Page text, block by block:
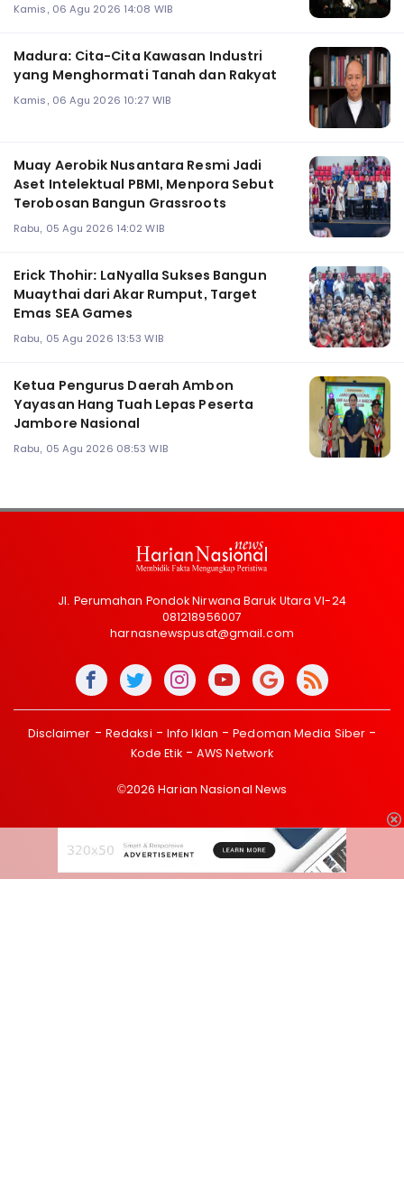
Kamis, 06 Agu 2026 14:08 WIB
Madura: Cita-Cita Kawasan Industri
yang Menghormati Tanah dan Rakyat
Kamis, 06 Agu 2026 10:27 WIB
Muay Aerobik Nusantara Resmi Jadi
Aset Intelektual PBMI, Menpora Sebut
Terobosan Bangun Grassroots
Rabu, 05 Agu 2026 14:02 WIB
Erick Thohir: LaNyalla Sukses Bangun
Muaythai dari Akar Rumput, Target
Emas SEA Games
Rabu, 05 Agu 2026 13:53 WIB
Ketua Pengurus Daerah Ambon
Yayasan Hang Tuah Lepas Peserta
Jambore Nasional
Rabu, 05 Agu 2026 08:53 WIB
Jl. Perumahan Pondok Nirwana Baruk Utara VI-24
081218956007
harnasnewspusat@gmail.com
Disclaimer Redaksi Info Iklan
Pedoman Media Siber
Kode Etik
AWS Network
©2026 Harian Nasional News